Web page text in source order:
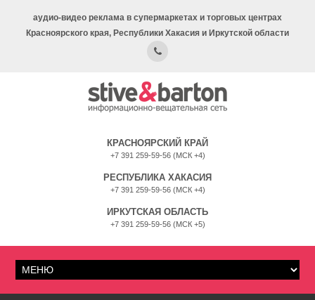
аудио-видео реклама в супермаркетах и торговых центрах
Красноярского края, Республики Хакасия и Иркутской области
КРАСНОЯРСКИЙ КРАЙ
+7 391 259-59-56 (МСК +4)
РЕСПУБЛИКА ХАКАСИЯ
+7 391 259-59-56 (МСК +4)
ИРКУТСКАЯ ОБЛАСТЬ
+7 391 259-59-56 (МСК +5)